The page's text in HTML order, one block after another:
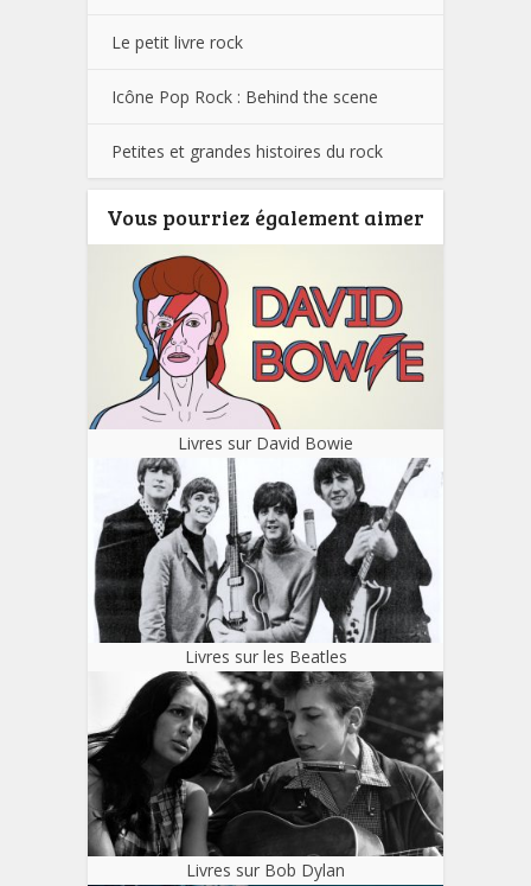
Le petit livre rock
Icône Pop Rock : Behind the scene
Petites et grandes histoires du rock
Vous pourriez également aimer
Livres sur David Bowie
Livres sur les Beatles
Livres sur Bob Dylan